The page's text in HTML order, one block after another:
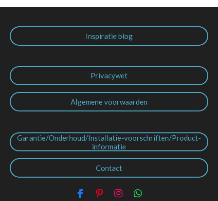
Inspiratie blog
Privacywet
Algemene voorwaarden
Garantie/Onderhoud/Installatie-voorschriften/Product-
informatie
Contact
F
P
I
W